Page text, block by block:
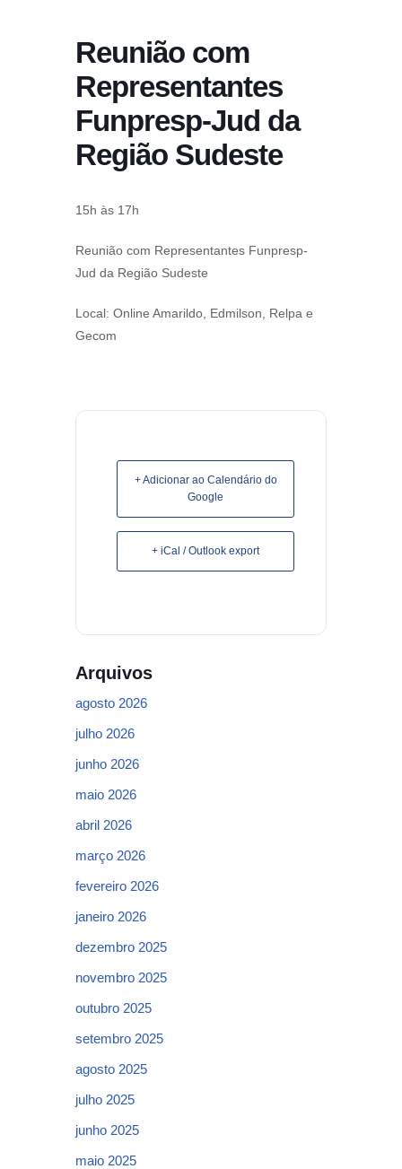
Reunião com
Representantes
Funpresp-Jud da
Região Sudeste
15h às 17h
Reunião com Representantes Funpresp-
Jud da Região Sudeste
Local: Online Amarildo, Edmilson, Relpa e
Gecom
+ Adicionar ao Calendário do
Google
+ iCal / Outlook export
Arquivos
agosto 2026
julho 2026
junho 2026
maio 2026
abril 2026
março 2026
fevereiro 2026
janeiro 2026
dezembro 2025
novembro 2025
outubro 2025
setembro 2025
agosto 2025
julho 2025
junho 2025
maio 2025